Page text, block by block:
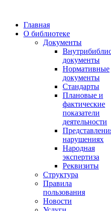
Главная
О библиотеке
Документы
документы
Нормативные
документы
Стандарты
Плановые и
фактические
показатели
деятельности
нарушениях
Народная
экспертиза
Реквизиты
Структура
Правила
пользования
Новости